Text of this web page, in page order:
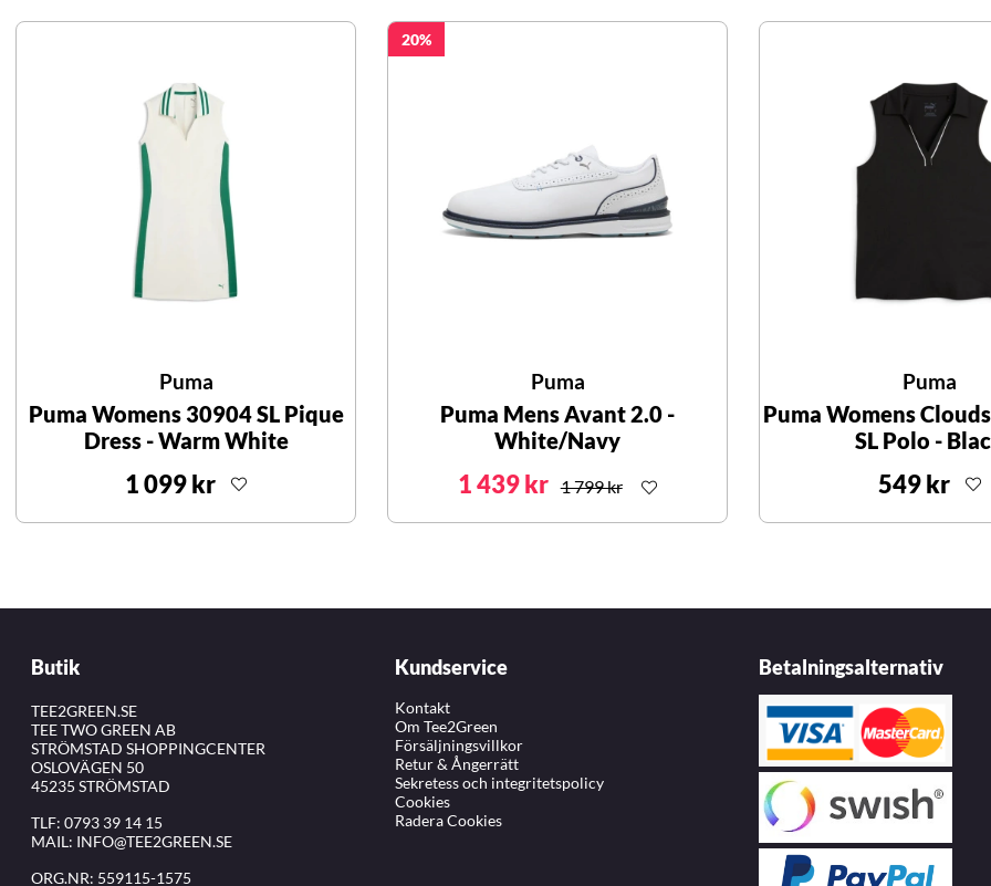
Puma
Puma Womens 30904 SL Pique
Dress - Warm White
1 099 kr
20
Puma
Puma Mens Avant 2.0 -
White/Navy
1 439 kr 1 799 kr
Puma
Puma Womens
SL Polo -
549 kr
Butik
TEE2GREEN.SE
TEE TWO GREEN AB
STRÖMSTAD SHOPPINGCENTER
OSLOVÄGEN 50
45235 STRÖMSTAD
TLF: 0793 39 14 15
MAIL: INFO@TEE2GREEN.SE
ORG.NR: 559115-1575
Kundservice
Kontakt
Om Tee2Green
Försäljningsvillkor
Retur & Ångerrätt
Sekretess och integritetspolicy
Cookies
Radera Cookies
Betalningsalternativ